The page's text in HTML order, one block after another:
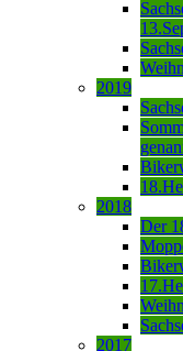
2019
2018
Der
2017